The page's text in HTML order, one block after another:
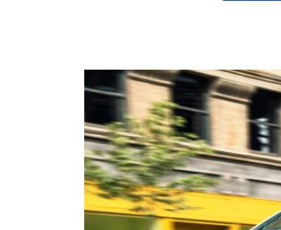
Polttomoottoriautojen
tuotantoon
rajoituksia?